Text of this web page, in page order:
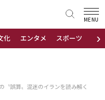
›
化 エンタメ スポーツ 地域
MENU
〝誤算〟混迷のイランを読み解く